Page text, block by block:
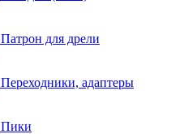
Патрон для дрели
Переходники, адаптеры
Пики